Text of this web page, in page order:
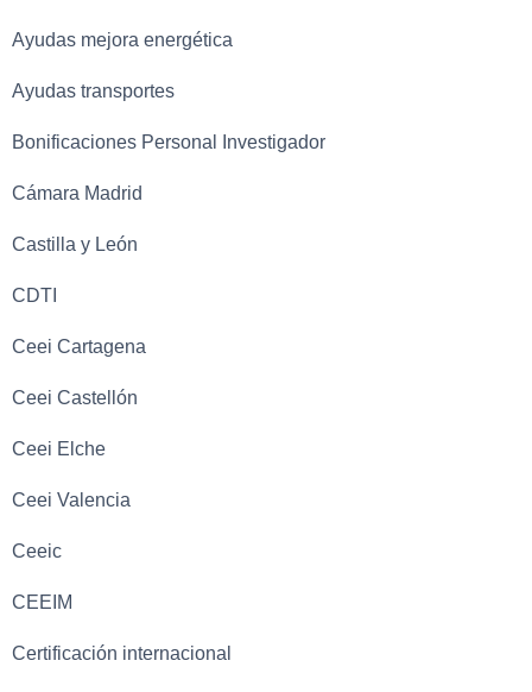
Ayudas mejora energética
Ayudas transportes
Bonificaciones Personal Investigador
Cámara Madrid
Castilla y León
CDTI
Ceei Cartagena
Ceei Castellón
Ceei Elche
Ceei Valencia
Ceeic
CEEIM
Certificación internacional